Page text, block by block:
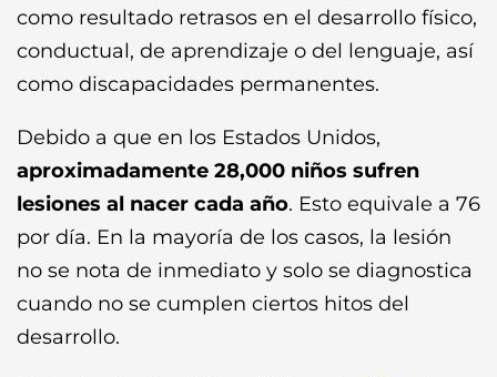
como resultado retrasos en el desarrollo físico,
conductual, de aprendizaje o del lenguaje, así
como discapacidades permanentes.
Debido a que en los Estados Unidos,
aproximadamente 28,000 niños sufren
lesiones al nacer cada año. Esto equivale a 76
por día. En la mayoría de los casos, la lesión
no se nota de inmediato y solo se diagnostica
cuando no se cumplen ciertos hitos del
desarrollo.